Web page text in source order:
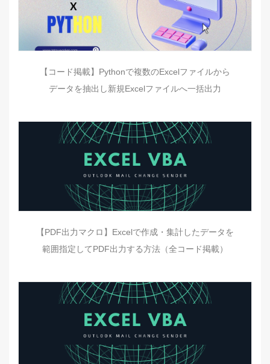
【コード掲載】Pythonで複数のExcelファイルから
データを抽出し新規Excelファイルへ一括出力
【PDF出力マクロ】Excelで作成・集計したデータを
範囲指定してPDF出力する方法（全コード掲載）